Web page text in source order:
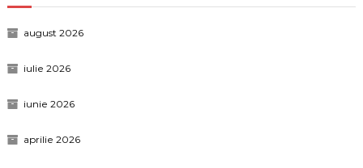
august 2026
iulie 2026
iunie 2026
aprilie 2026